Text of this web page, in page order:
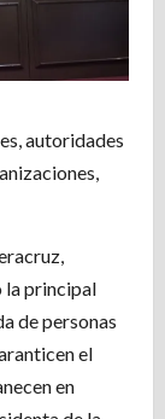
autoridades
la principal
de personas
el
en